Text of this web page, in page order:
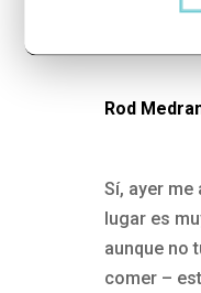
Rod
Sí, ayer me
lugar es
aunque no
comer –